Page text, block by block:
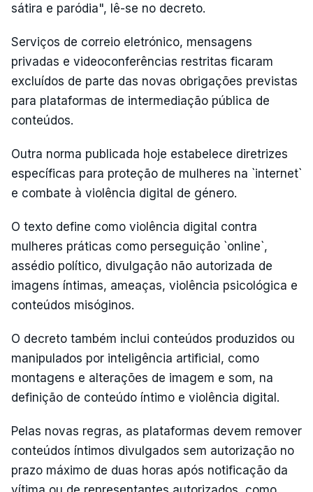
sátira e paródia", lê-se no decreto.
Serviços de correio eletrónico, mensagens
privadas e videoconferências restritas ficaram
excluídos de parte das novas obrigações previstas
para plataformas de intermediação pública de
conteúdos.
Outra norma publicada hoje estabelece diretrizes
específicas para proteção de mulheres na `internet`
e combate à violência digital de género.
O texto define como violência digital contra
mulheres práticas como perseguição `online`,
assédio político, divulgação não autorizada de
imagens íntimas, ameaças, violência psicológica e
conteúdos misóginos.
O decreto também inclui conteúdos produzidos ou
manipulados por inteligência artificial, como
montagens e alterações de imagem e som, na
definição de conteúdo íntimo e violência digital.
Pelas novas regras, as plataformas devem remover
conteúdos íntimos divulgados sem autorização no
prazo máximo de duas horas após notificação da